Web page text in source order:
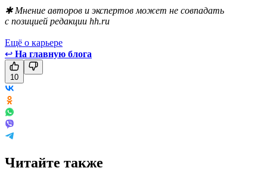
✱ Мнение авторов и экспертов может не совпадать
с позицией редакции hh.ru
Ещё о карьере
↩ На главную блога
10
Читайте также